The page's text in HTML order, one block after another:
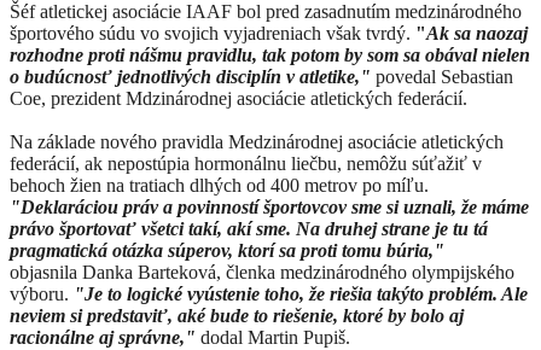
​Šéf atletickej asociácie IAAF bol pred zasadnutím medzinárodného
športového súdu vo svojich vyjadreniach však tvrdý. "Ak sa naozaj
rozhodne proti nášmu pravidlu, tak potom by som sa obával nielen
o budúcnosť jednotlivých disciplín v atletike," povedal Sebastian
Coe, prezident Mdzinárodnej asociácie atletických federácií.
Na základe nového pravidla Medzinárodnej asociácie atletických
federácií, ak nepostúpia hormonálnu liečbu, nemôžu súťažiť v
behoch žien na tratiach dlhých od 400 metrov po míľu.
"Deklaráciou práv a povinností športovcov sme si uznali, že máme
právo športovať všetci takí, akí sme. Na druhej strane je tu tá
pragmatická otázka súperov, ktorí sa proti tomu búria,"
objasnila Danka Barteková, členka medzinárodného olympijského
výboru. "Je to logické vyústenie toho, že riešia takýto problém. Ale
neviem si predstaviť, aké bude to riešenie, ktoré by bolo aj
racionálne aj správne," dodal Martin Pupiš.